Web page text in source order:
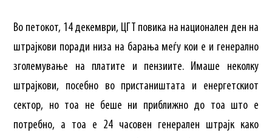
Во петокот, 14 декември, ЦГТ повика на национален ден на
штрајкови поради низа на барања меѓу кои е и генерално
зголемување на платите и пензиите. Имаше неколку
штрајкови, посебно во пристаништата и енергетскиот
сектор, но тоа не беше ни приближно до тоа што е
потребно, а тоа е 24 часовен генерален штрајк како